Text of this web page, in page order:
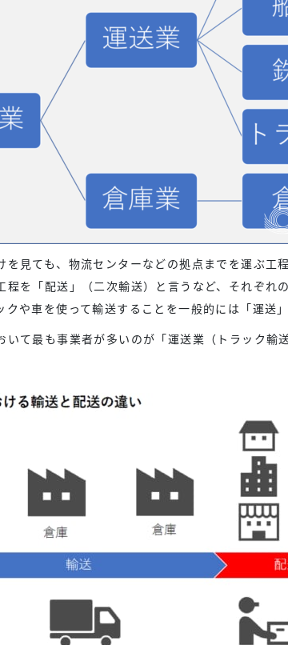
を見ても、物流センターなどの拠点までを運ぶ工
程を「配送」（二次輸送）と言うなど、それぞれ
クや車を使って輸送することを一般的には「運送」
いて最も事業者が多いのが「運送業（トラック輸